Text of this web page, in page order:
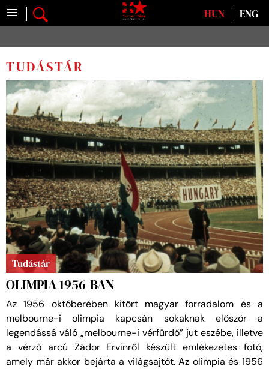
≡ Válasszon nyelvet
HUN ENG
TUDÁSTÁR
Tudástár
OLIMPIA 1956-BAN
Az 1956 októberében kitört magyar forradalom és a
melbourne-i olimpia kapcsán sokaknak először a
legendássá váló „melbourne-i vérfürdő” jut eszébe, illetve
a vérző arcú Zádor Ervinről készült emlékezetes fotó,
amely már akkor bejárta a világsajtót. Az olimpia és 1956